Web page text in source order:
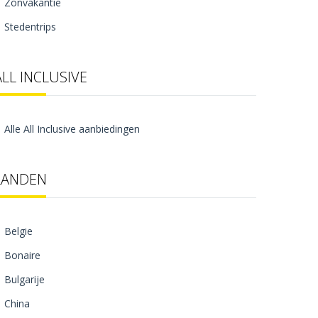
Stedentrips
INCLUSIVE
Alle All Inclusive aanbiedingen
Belgie
Bonaire
Bulgarije
China